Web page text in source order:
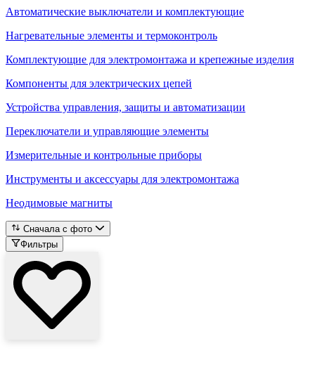
Автоматические выключатели и комплектующие
Нагревательные элементы и термоконтроль
Комплектующие для электромонтажа и крепежные изделия
Компоненты для электрических цепей
Устройства управления, защиты и автоматизации
Переключатели и управляющие элементы
Измерительные и контрольные приборы
Инструменты и аксессуары для электромонтажа
Неодимовые магниты
Сначала с фото
Фильтры